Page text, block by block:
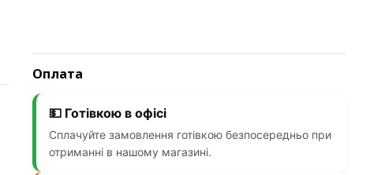
Оплата
💵 Готівкою в офісі
Сплачуйте замовлення готівкою безпосередньо при
отриманні в нашому магазині.